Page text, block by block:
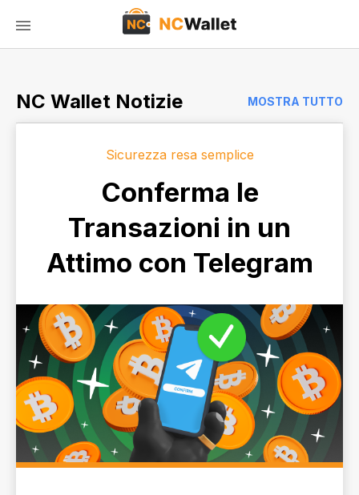
NC Wallet Notizie MOSTRA TUTTO
Sicurezza resa semplice
Conferma le
Transazioni in un
Attimo con Telegram